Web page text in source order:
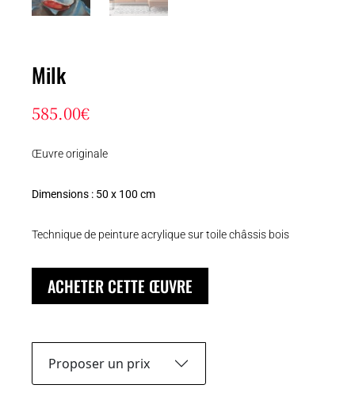
Milk
585.00€
Œuvre originale
Dimensions : 50 x 100 cm
Technique de peinture acrylique sur toile châssis bois
ACHETER CETTE ŒUVRE
Proposer un prix